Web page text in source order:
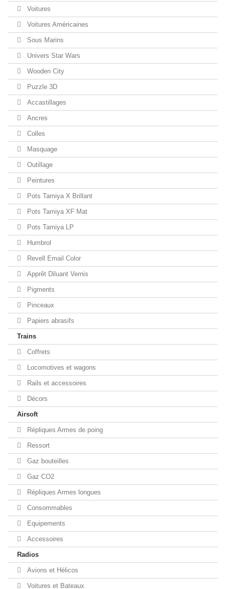
Voitures
Voitures Américaines
Sous Marins
Univers Star Wars
Wooden City
Puzzle 3D
Accastillages
Ancres
Colles
Masquage
Outillage
Peintures
Pots Tamiya X Brillant
Pots Tamiya XF Mat
Pots Tamiya LP
Humbrol
Revell Email Color
Apprêt Diluant Vernis
Pigments
Pinceaux
Papiers abrasifs
Trains
Coffrets
Locomotives et wagons
Rails et accessoires
Décors
Airsoft
Répliques Armes de poing
Ressort
Gaz bouteilles
Gaz CO2
Répliques Armes longues
Consommables
Equipements
Accessoires
Radios
Avions et Hélicos
Voitures et Bateaux